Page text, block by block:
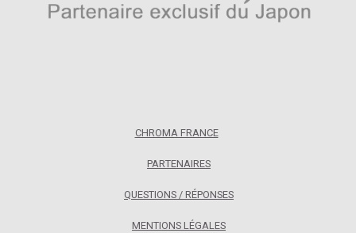
CHROMA FRANCE
PARTENAIRES
QUESTIONS / RÉPONSES
MENTIONS LÉGALES